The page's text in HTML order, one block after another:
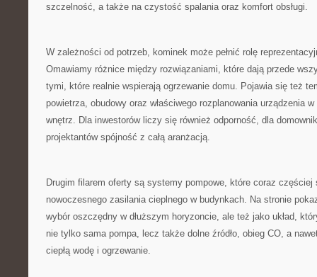
szczelność, a także na czystość spalania oraz komfort obsługi.
W zależności od potrzeb, kominek może pełnić rolę
Omawiamy różnice między rozwiązaniami, które dają przede
tymi, które realnie wspierają ogrzewanie domu. Pojawia się też
powietrza, obudowy oraz właściwego rozplanowania urządzenia
wnętrz. Dla inwestorów liczy się również odporność, dla
projektantów spójność z całą aranżacją.
Drugim filarem oferty są systemy pompowe, które coraz częściej
nowoczesnego zasilania cieplnego w budynkach. Na stronie
wybór oszczędny w dłuższym horyzoncie, ale też jako układ,
nie tylko sama pompa, lecz także dolne źródło, obieg CO, a
ciepłą wodę i ogrzewanie.